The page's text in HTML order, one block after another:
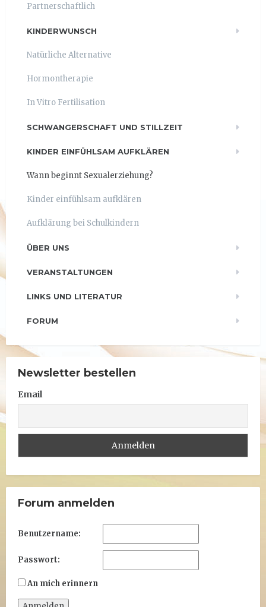
Partnerschaftlich
KINDERWUNSCH
Natürliche Alternative
Hormontherapie
In Vitro Fertilisation
SCHWANGERSCHAFT UND STILLZEIT
KINDER EINFÜHLSAM AUFKLÄREN
Wann beginnt Sexualerziehung?
Kinder einfühlsam aufklären
Aufklärung bei Schulkindern
ÜBER UNS
VERANSTALTUNGEN
LINKS UND LITERATUR
FORUM
Newsletter bestellen
Email
Forum anmelden
Benutzername:
Passwort:
An mich erinnern